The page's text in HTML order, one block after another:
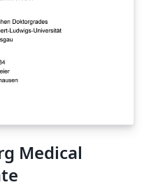
Medical